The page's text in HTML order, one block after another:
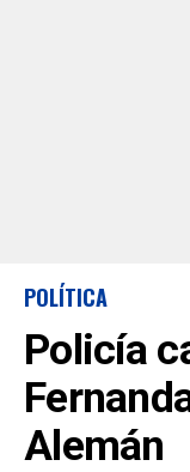
POLÍTICA
Policía
Alemán